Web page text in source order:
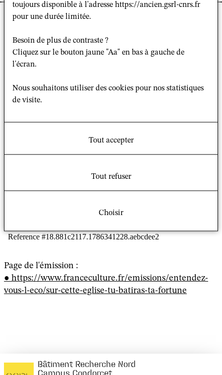
(source : https://www.franceculture.fr/emissions/entendez-
vous-l-eco/sur-cette-eglise-tu-batiras-ta-fortune)
Denis Pelletier a participé au premier épisode de la
série en trois épisodes
Clément Lenoble
de façonner, puis de protéger, un imposant patrimoine
financier et foncier."
Page de l'émission :
https://www.franceculture.fr/emissions/entendez-
vous-l-eco/sur-cette-eglise-tu-batiras-ta-fortune
toujours disponible à l'adresse https://ancien.gsrl-cnrs.fr
pour une durée limitée.
Besoin de plus de contraste ?
Cliquez sur le bouton jaune "Aa" en bas à gauche de
l'écran.
Nous souhaitons utiliser des cookies pour nos statistiques
de visite.
Tout accepter
Tout refuser
Choisir
Bâtiment Recherche Nord
Campus Condorcet